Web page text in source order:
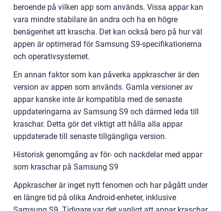
beroende på vilken app som används. Vissa appar kan
vara mindre stabilare än andra och ha en högre
benägenhet att krascha. Det kan också bero på hur väl
appen är optimerad för Samsung S9-specifikationerna
och operativsystemet.
En annan faktor som kan påverka appkrascher är den
version av appen som används. Gamla versioner av
appar kanske inte är kompatibla med de senaste
uppdateringarna av Samsung S9 och därmed leda till
kraschar. Detta gör det viktigt att hålla alla appar
uppdaterade till senaste tillgängliga version.
Historisk genomgång av för- och nackdelar med appar
som kraschar på Samsung S9
Appkrascher är inget nytt fenomen och har pågått under
en längre tid på olika Android-enheter, inklusive